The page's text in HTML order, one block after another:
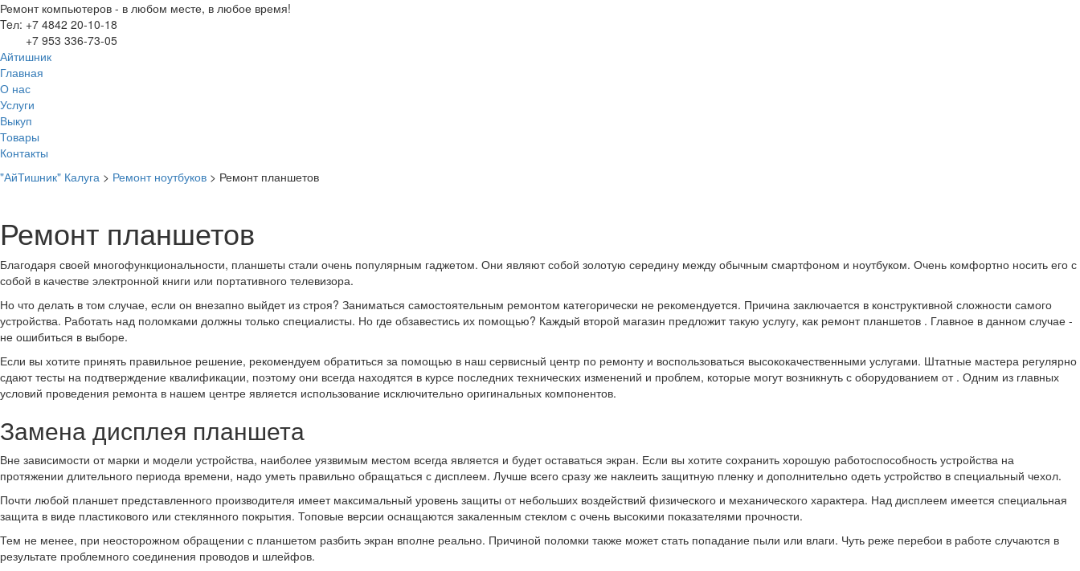
Ремонт компьютеров - в любом месте, в любое время!
Teл: +7 4842 20-10-18
+7 953 336-73-05
Айтишник
Главная
О нас
Услуги
Выкуп
Товары
Контакты
"АйТишник" Калуга > Ремонт ноутбуков > Ремонт планшетов
Ремонт планшетов
Благодаря своей многофункциональности, планшеты стали очень популярным гаджетом. Они являют собой золотую середину между обычным смартфоном и ноутбуком. Очень комфортно носить его с
собой в качестве электронной книги или портативного телевизора.
Но что делать в том случае, если он внезапно выйдет из строя? Заниматься самостоятельным ремонтом категорически не рекомендуется. Причина заключается в конструктивной сложности самого
устройства. Работать над поломками должны только специалисты. Но где обзавестись их помощью? Каждый второй магазин предложит такую услугу, как ремонт планшетов . Главное в данном случае -
не ошибиться в выборе.
Если вы хотите принять правильное решение, рекомендуем обратиться за помощью в наш сервисный центр по ремонту и воспользоваться высококачественными услугами. Штатные мастера регулярно
сдают тесты на подтверждение квалификации, поэтому они всегда находятся в курсе последних технических изменений и проблем, которые могут возникнуть с оборудованием от . Одним из главных
условий проведения ремонта в нашем центре является использование исключительно оригинальных компонентов.
Замена дисплея планшета
Вне зависимости от марки и модели устройства, наиболее уязвимым местом всегда является и будет оставаться экран. Если вы хотите сохранить хорошую работоспособность устройства на
протяжении длительного периода времени, надо уметь правильно обращаться с дисплеем. Лучше всего сразу же наклеить защитную пленку и дополнительно одеть устройство в специальный чехол.
Почти любой планшет представленного производителя имеет максимальный уровень защиты от небольших воздействий физического и механического характера. Над дисплеем имеется специальная
защита в виде пластикового или стеклянного покрытия. Топовые версии оснащаются закаленным стеклом с очень высокими показателями прочности.
Тем не менее, при неосторожном обращении с планшетом разбить экран вполне реально. Причиной поломки также может стать попадание пыли или влаги. Чуть реже перебои в работе случаются в
результате проблемного соединения проводов и шлейфов.